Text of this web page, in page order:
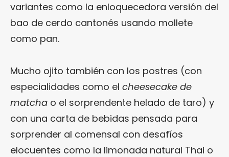
variantes como la enloquecedora versión del
bao de cerdo cantonés usando mollete
como pan.
Mucho ojito también con los postres (con
especialidades como el cheesecake de
matcha o el sorprendente helado de taro) y
con una carta de bebidas pensada para
sorprender al comensal con desafíos
elocuentes como la limonada natural Thai o